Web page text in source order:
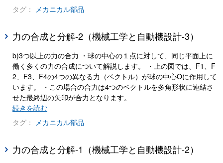
タグ： メカニカル部品
力の合成と分解-2（機械工学と自動機設計-3）
b)3つ以上の力の合力 ・球の中心の１点に対して、同じ平面上に
働く多くの力の合成について解説します。 ・上の図では、F1、F
2、F3、F4の4つの異なる力（ベクトル）が球の中心Oに作用して
います。 ・この場合の合力は4つのベクトルを多角形状に連結さ
せた最終辺の矢印が合力となります。
続きを読む
タグ： メカニカル部品
力の合成と分解-1（機械工学と自動機設計-2）